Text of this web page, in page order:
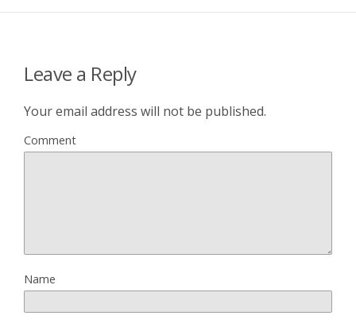
Leave a Reply
Your email address will not be published.
Comment
Name